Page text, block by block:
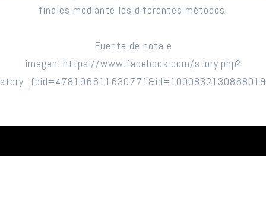
finales mediante los diferentes métodos.
Fuente de nota e
imagen: https://www.facebook.com/story.php?